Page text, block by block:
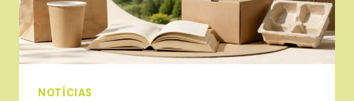
NOTÍCIAS